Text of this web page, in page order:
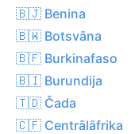
🇧🇯 Benina
🇧🇼 Botsvāna
🇧🇫 Burkinafaso
🇧🇮 Burundija
🇹🇩 Čada
🇨🇫 Centrālāfrika